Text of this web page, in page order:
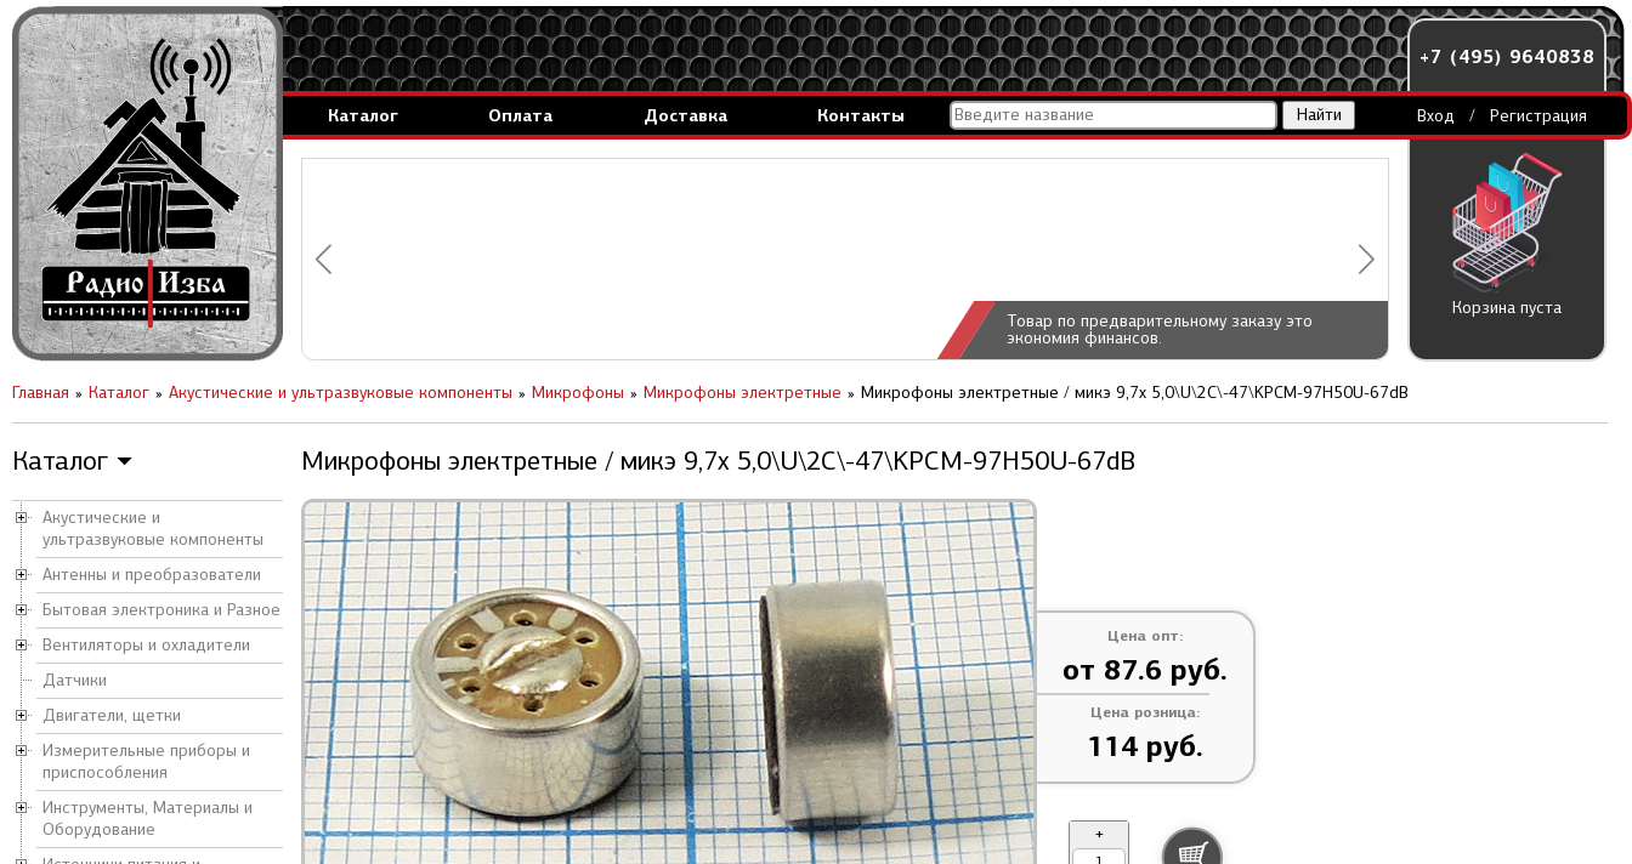
Каталог Оплата Доставка Контакты
генераторы.
за 1 день.
Товар по предварительному заказу это
экономия финансов.
+7 (495) 9640838
Вход / Регистрация
Корзина пуста
Каталог ▼
Акустические и
ультразвуковые компоненты
Антенны и преобразователи
Бытовая электроника и Разное
Вентиляторы и охладители
Датчики
Двигатели, щетки
Измерительные приборы и
приспособления
Инструменты, Материалы и
Оборудование
Микрофоны электретные / микэ 9,7x 5,0\U\2C\-47\KPCM-97H50U-67dB
Главная Каталог Акустические и ультразвуковые компоненты Микрофоны Микрофоны электретные Микрофоны электретные / микэ 9,7x 5,0\U\2C\-47\KPCM-97H50U-67dB
Цена опт:
от 87.6 руб.
Цена розница:
114 руб.
+